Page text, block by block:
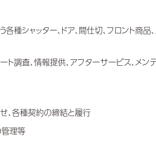
シャッター、ドア、間仕切、フロント商
査、情報提供、アフターサービス、メン
、各種契約の締結と履行
理等